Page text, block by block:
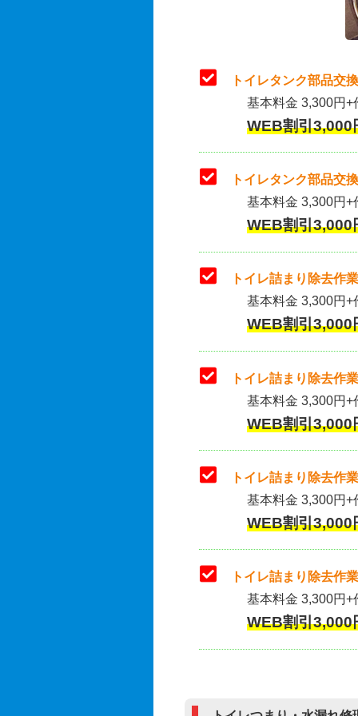
トイレタンク部品交
基本料金 3,300円
WEB割引
トイレタンク部品交
基本料金 3,300円+
WEB割引
トイレ詰まり除去作
基本料金 3,300円+
WEB割引
トイレ詰まり除去作
基本料金 3,300円+
WEB割引
トイレ詰まり除去
基本料金 3,300円+
WEB割引
トイレ詰まり除去作
基本料金 3,300円+
WEB割引